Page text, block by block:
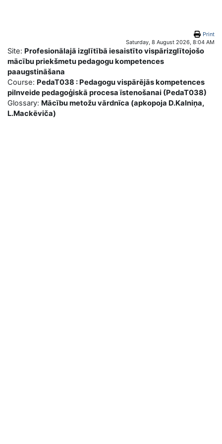
Print
Saturday, 8 August 2026, 8:04 AM
Site: Profesionālajā izglītībā iesaistīto vispārizglītojošo
mācību priekšmetu pedagogu kompetences
paaugstināšana
Course: PedaT038 : Pedagogu vispārējās kompetences
pilnveide pedagoģiskā procesa īstenošanai (PedaT038)
Glossary: Mācību metožu vārdnīca (apkopoja D.Kalniņa,
L.Mackēviča)